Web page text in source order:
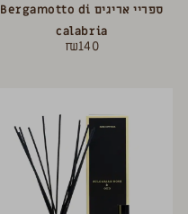
ספריי אריגים Bergamotto di
calabria
₪140